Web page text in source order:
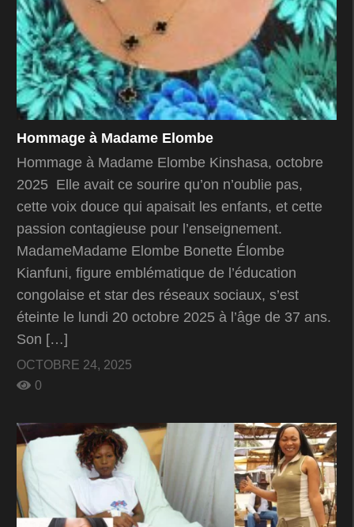
Hommage à Madame Elombe
Hommage à Madame Elombe Kinshasa, octobre
2025 Elle avait ce sourire qu’on n’oublie pas,
cette voix douce qui apaisait les enfants, et cette
passion contagieuse pour l’enseignement.
MadameMadame Elombe Bonette Élombe
Kianfuni, figure emblématique de l’éducation
congolaise et star des réseaux sociaux, s’est
éteinte le lundi 20 octobre 2025 à l’âge de 37 ans.
Son […]
OCTOBRE 24, 2025
0